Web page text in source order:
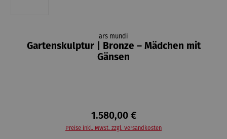
ars mundi
Gartenskulptur | Bronze – Mädchen mit
Gänsen
1.580,00 €
Preise inkl. MwSt. zzgl. Versandkosten